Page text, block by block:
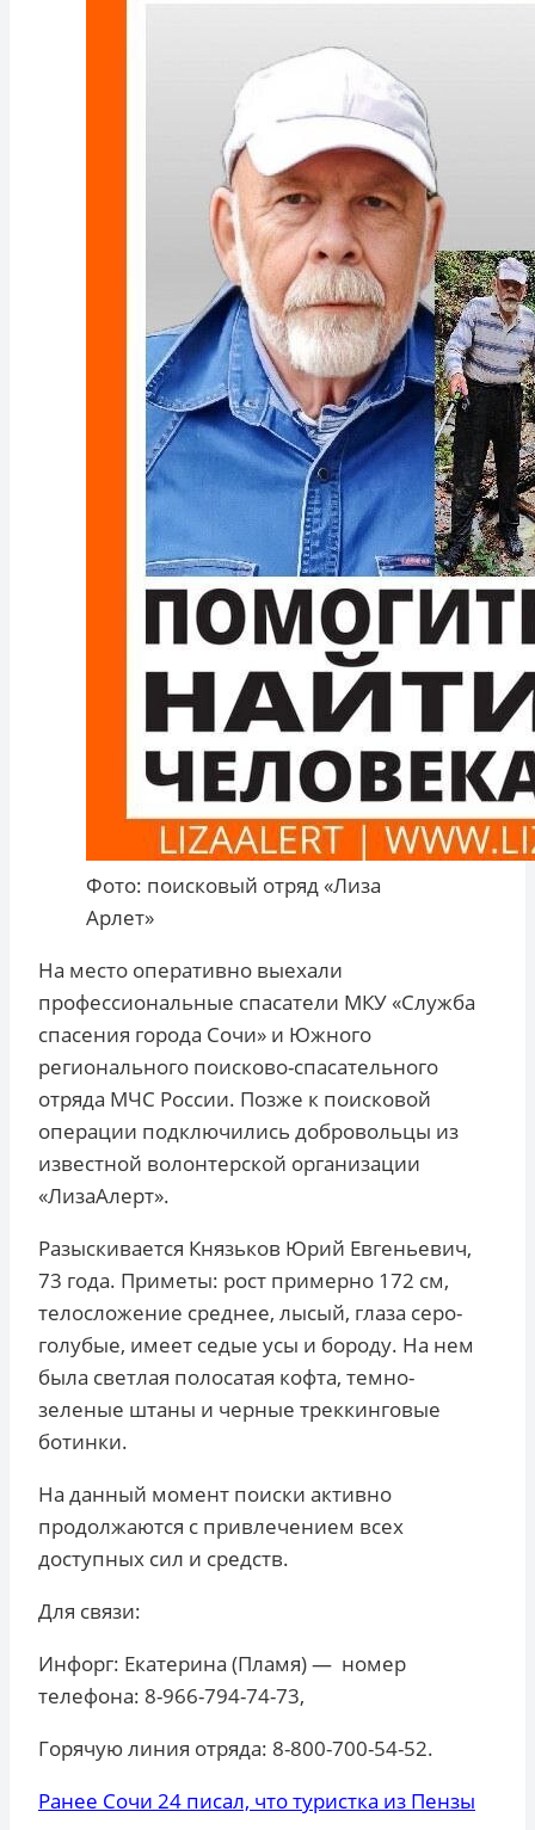
Фото: поисковый отряд «Лиза
Арлет»
На место оперативно выехали
профессиональные спасатели МКУ «Служба
спасения города Сочи» и Южного
регионального поисково-спасательного
отряда МЧС России. Позже к поисковой
операции подключились добровольцы из
известной волонтерской организации
«ЛизаАлерт».
Разыскивается Князьков Юрий Евгеньевич,
73 года. Приметы: рост примерно 172 см,
телосложение среднее, лысый, глаза серо-
голубые, имеет седые усы и бороду. На нем
была светлая полосатая кофта, темно-
зеленые штаны и черные треккинговые
ботинки.
На данный момент поиски активно
продолжаются с привлечением всех
доступных сил и средств.
Для связи:
Инфорг: Екатерина (Пламя) — номер
телефона: 8-966-794-74-73,
Горячую линия отряда: 8-800-700-54-52.
Ранее Сочи 24 писал, что туристка из Пензы